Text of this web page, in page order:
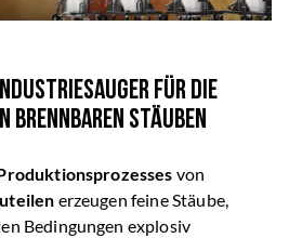
Industriesauger für die
brennbaren Stäuben
von
erzeugen feine Stäube,
Bedingungen explosiv